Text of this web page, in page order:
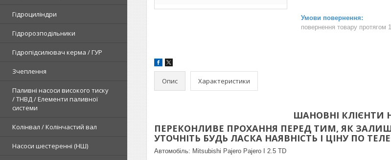
Гідроциліндри
Гідророзподільники
Гідропідсилювач керма / ГУР
Зчеплення
Паливні насоси високого тиску
/ ТНВД / Елементи паливної
системи
Колінвал / Колінчастий вал
Насоси шестеренні (НШ)
повернення товару протягом
Опис Характеристики
ШАНОВНІ КЛІЄНТИ
ПЕРЕКОНЛИВЕ ПРОХАННЯ ПЕРЕД ТИМ, ЯК
УТОЧНІТЬ БУДЬ ЛАСКА НАЯВНІСТЬ І ЦІНУ ПО
Автомобіль: Mitsubishi Pajero Pajero I 2.5 TD